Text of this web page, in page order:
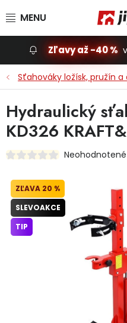
Slevoakce
Stavba, dom
Dielňa
Príslušenstvo pre
Vybavenie a hračky
Ochranné pracovné
Zľavy až -40 %
Sťahováky ložísk, pružín a
Hydraulický
KD326
Neohodnotené
20 %
SLEVOAKCE
TIP